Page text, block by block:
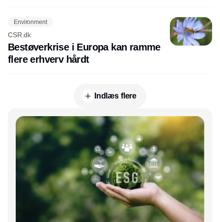
Environment
CSR.dk
Bestøverkrise i Europa kan ramme
flere erhverv hårdt
Indlæs flere
Annonce